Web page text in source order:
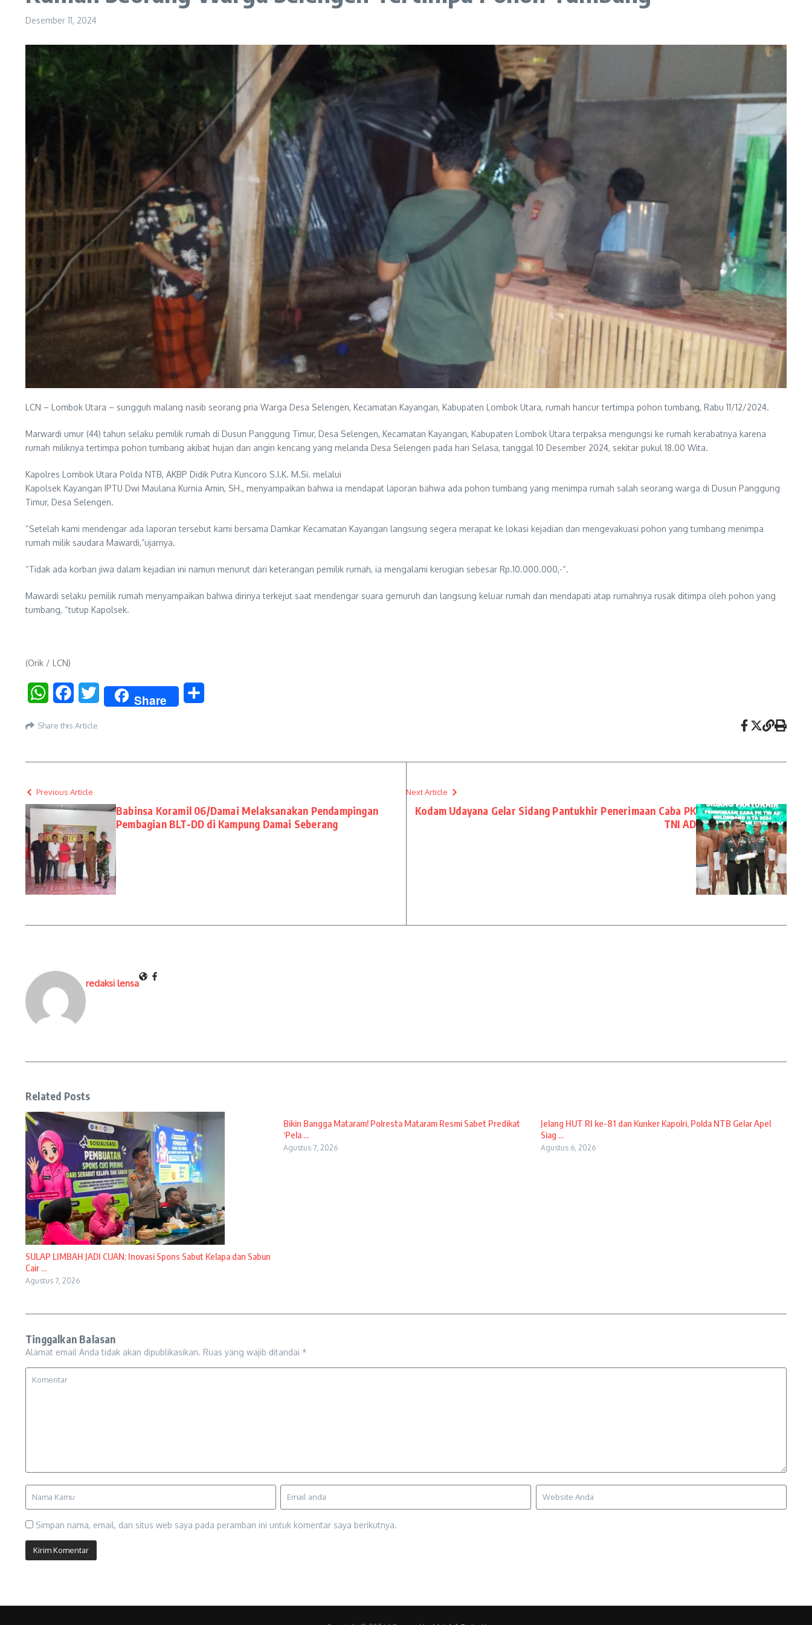
Desember 11, 2024
LCN – Lombok Utara – sungguh malang nasib seorang pria Warga Desa Selengen, Kecamatan Kayangan, Kabupaten Lombok Utara, rumah hancur tertimpa pohon tumbang, Rabu 11/12/2024.
Marwardi umur (44) tahun selaku pemilik rumah di Dusun Panggung Timur, Desa Selengen, Kecamatan Kayangan, Kabupaten Lombok Utara terpaksa mengungsi ke rumah kerabatnya karena
rumah miliknya tertimpa pohon tumbang akibat hujan dan angin kencang yang melanda Desa Selengen pada hari Selasa, tanggal 10 Desember 2024, sekitar pukul 18.00 Wita.
Kapolres Lombok Utara Polda NTB, AKBP Didik Putra Kuncoro S.I.K. M.Si. melalui
Kapolsek Kayangan IPTU Dwi Maulana Kurnia Amin, SH., menyampaikan bahwa ia mendapat laporan bahwa ada pohon tumbang yang menimpa rumah salah seorang warga di Dusun Panggung
Timur, Desa Selengen.
“Setelah kami mendengar ada laporan tersebut kami bersama Damkar Kecamatan Kayangan langsung segera merapat ke lokasi kejadian dan mengevakuasi pohon yang tumbang menimpa
rumah milik saudara Mawardi,”ujarnya.
“Tidak ada korban jiwa dalam kejadian ini namun menurut dari keterangan pemilik rumah, ia mengalami kerugian sebesar Rp.10.000.000,-“.
Mawardi selaku pemilik rumah menyampaikan bahwa dirinya terkejut saat mendengar suara gemuruh dan langsung keluar rumah dan mendapati atap rumahnya rusak ditimpa oleh pohon yang
tumbang, “tutup Kapolsek.
(Orik / LCN)
WhatsAppFacebookTwitter Share
Share this Article
Previous Article
Babinsa Koramil 06/Damai Melaksanakan Pendampingan
Pembagian BLT-DD di Kampung Damai Seberang
Next Article
Kodam Udayana Gelar Sidang Pantukhir Penerimaan Caba PK
TNI AD
redaksi lensa
Related Posts
SULAP LIMBAH JADI CUAN: Inovasi Spons Sabut Kelapa dan Sabun
Cair ...
Agustus 7, 2026
Bikin Bangga Mataram! Polresta Mataram Resmi Sabet Predikat
‘Pela ...
Agustus 7, 2026
Jelang HUT RI ke-81 dan Kunker Kapolri, Polda NTB Gelar Apel
Siag ...
Agustus 6, 2026
Tinggalkan Balasan
Alamat email Anda tidak akan dipublikasikan. Ruas yang wajib ditandai *
Simpan nama, email, dan situs web saya pada peramban ini untuk komentar saya berikutnya.